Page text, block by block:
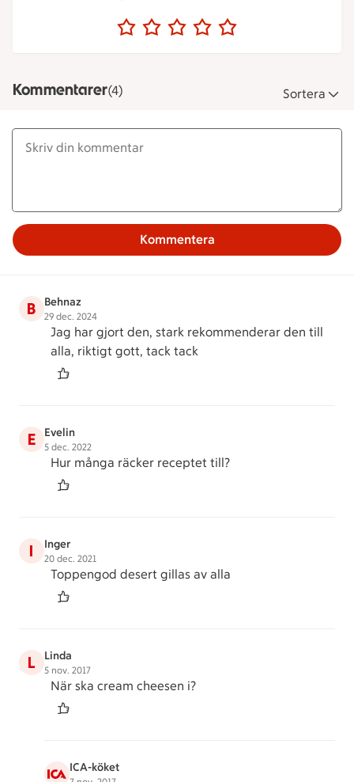
Kommentarer(4) Sortera
Kommentera
B Behnaz
29 dec. 2024
Jag har gjort den, stark rekommenderar den till
alla, riktigt gott, tack tack
E Evelin
5 dec. 2022
Hur många räcker receptet till?
I Inger
20 dec. 2021
Toppengod desert gillas av alla
L Linda
5 nov. 2017
När ska cream cheesen i?
ICA-köket